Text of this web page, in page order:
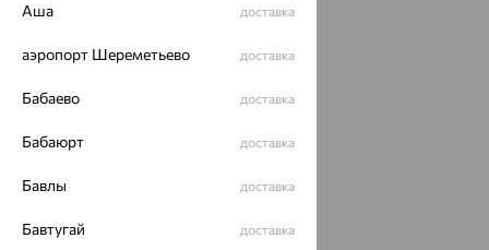
Аша доставка
аэропорт Шереметьево доставка
Бабаево доставка
Бабаюрт доставка
Бавлы доставка
Бавтугай доставка